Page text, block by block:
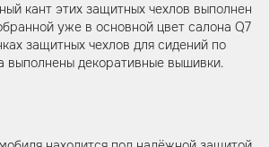
кант этих защитных чехлов выполнен
уже в основной цвет салона Q7
защитных чехлов для сидений по
выполнены декоративные вышивки.